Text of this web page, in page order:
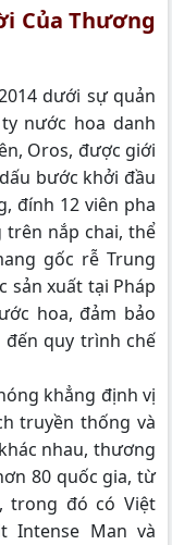
Của Thương
dưới sự quản
nước hoa danh
Oros, được giới
bước khởi đầu
đính 12 viên pha
trên nắp chai, thể
gốc rễ Trung
sản xuất tại Pháp
hoa, đảm bảo
quy trình chế
khẳng định vị
truyền thống và
nhau, thương
80 quốc gia, từ
trong đó có Việt
Intense Man và